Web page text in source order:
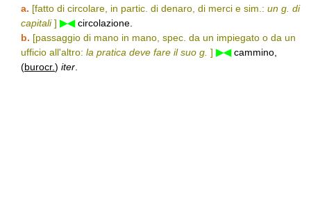
a. [fatto di circolare, in partic. di denaro, di merci e sim.: un g. di
capitali] ▶◀circolazione.
b. [passaggio di mano in mano, spec. da un impiegato o da un
ufficio all'altro: la pratica deve fare il suo g. ] ▶◀cammino,
(burocr.) iter